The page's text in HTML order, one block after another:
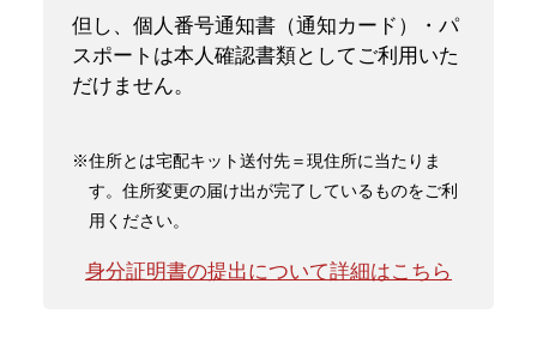
但し、個人番号通知書（通知カード）・パ
スポートは本人確認書類としてご利用いた
だけません。
※住所とは宅配キット送付先＝現住所に当たりま
す。住所変更の届け出が完了しているものをご利
用ください。
身分証明書の提出について詳細はこちら